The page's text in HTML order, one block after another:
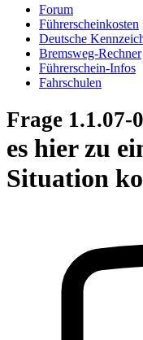
Forum
Führerscheinkosten
Deutsche
Bremsweg-Rechner
Führerschein-Infos
Fahrschulen
Frage 1.1.07-
es hier zu
Situation